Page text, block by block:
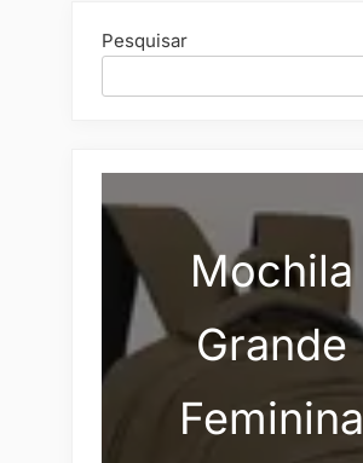
Pesquisar
Mochila
Grande
Feminina